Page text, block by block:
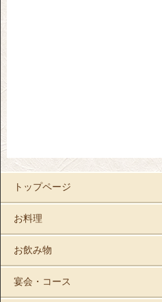
トップページ
お料理
お飲み物
宴会・コース